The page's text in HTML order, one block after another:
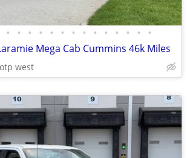
• • • • • • • • • • • • • •
Mega Cab Cummins 46k Miles
otp west